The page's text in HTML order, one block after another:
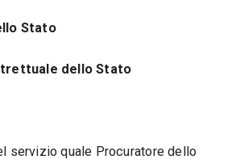
Stato
dello Stato
servizio quale Procuratore dello